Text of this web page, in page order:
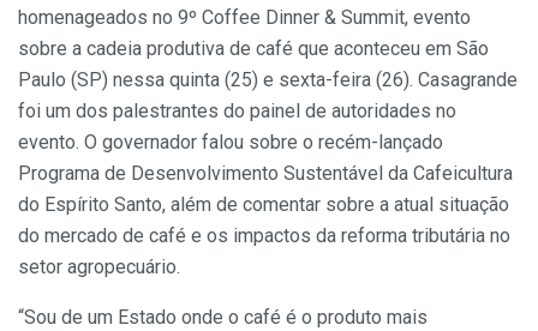
homenageados no 9º Coffee Dinner & Summit, evento
sobre a cadeia produtiva de café que aconteceu em São
Paulo (SP) nessa quinta (25) e sexta-feira (26). Casagrande
foi um dos palestrantes do painel de autoridades no
evento. O governador falou sobre o recém-lançado
Programa de Desenvolvimento Sustentável da Cafeicultura
do Espírito Santo, além de comentar sobre a atual situação
do mercado de café e os impactos da reforma tributária no
setor agropecuário.
“Sou de um Estado onde o café é o produto mais